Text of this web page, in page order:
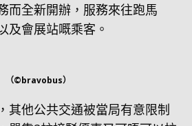
而全新開辦，服務來往跑馬
及會展站嘅乘客。
（©bravobus）
其他公共交通被當局有意限制